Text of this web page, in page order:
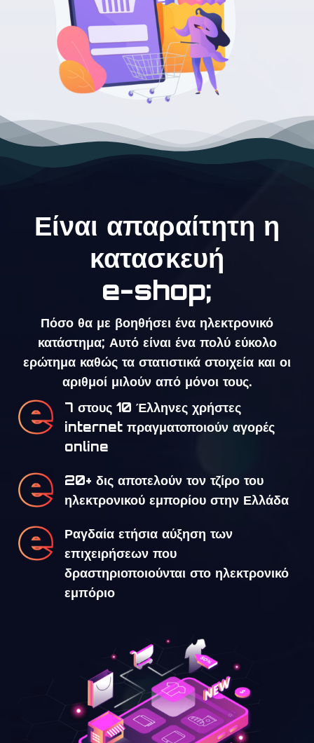
Είναι απαραίτητη η
κατασκευή
e-shop;
Πόσο θα με βοηθήσει ένα ηλεκτρονικό
κατάστημα; Αυτό είναι ένα πολύ εύκολο
ερώτημα καθώς τα στατιστικά στοιχεία και οι
αριθμοί μιλούν από μόνοι τους.
7 στους 10 Έλληνες χρήστες
internet πραγματοποιούν αγορές
online
20+ δις αποτελούν τον τζίρο του
ηλεκτρονικού εμπορίου στην Ελλάδα
Ραγδαία ετήσια αύξηση των
επιχειρήσεων που
δραστηριοποιούνται στο ηλεκτρονικό
εμπόριο